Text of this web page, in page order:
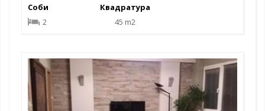
Соби
2
Квадратура
45 m2